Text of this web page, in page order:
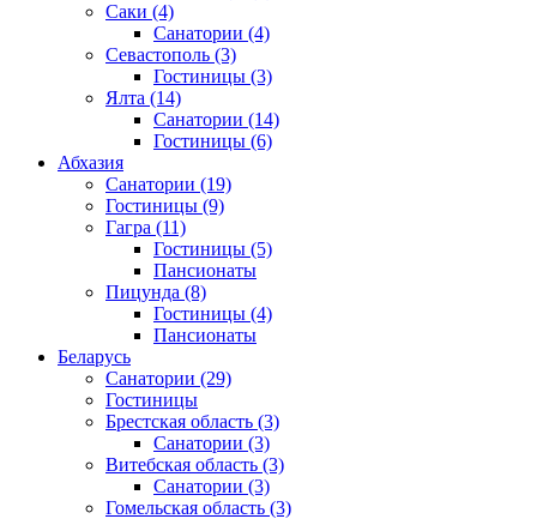
Саки (4)
Санатории (4)
Севастополь (3)
Гостиницы (3)
Ялта (14)
Санатории (14)
Гостиницы (6)
Абхазия
Санатории (19)
Гостиницы (9)
Гагра (11)
Гостиницы (5)
Пансионаты
Пицунда (8)
Гостиницы (4)
Пансионаты
Беларусь
Санатории (29)
Гостиницы
Брестская область (3)
Санатории (3)
Витебская область (3)
Санатории (3)
Гомельская область (3)